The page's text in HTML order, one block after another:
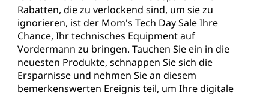
Rabatten, die zu verlockend sind, um sie zu
ignorieren, ist der Mom's Tech Day Sale Ihre
Chance, Ihr technisches Equipment auf
Vordermann zu bringen. Tauchen Sie ein in die
neuesten Produkte, schnappen Sie sich die
Ersparnisse und nehmen Sie an diesem
bemerkenswerten Ereignis teil, um Ihre digitale